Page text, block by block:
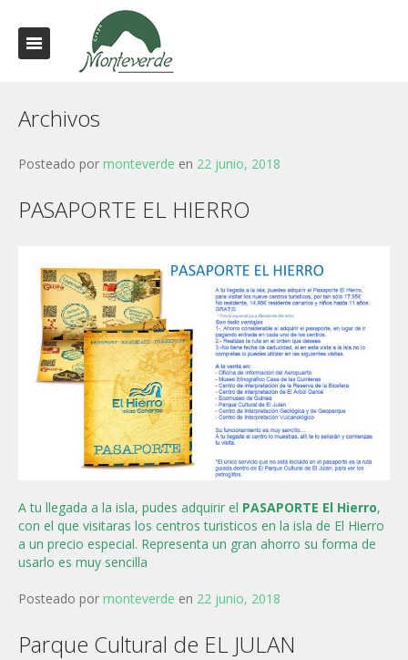
Archivos
Posteado por monteverde en 22 junio, 2018
PASAPORTE EL HIERRO
A tu llegada a la isla, pudes adquirir el PASAPORTE El Hierro,
con el que visitaras los centros turisticos en la isla de El Hierro
a un precio especial. Representa un gran ahorro su forma de
usarlo es muy sencilla
Posteado por monteverde en 22 junio, 2018
Parque Cultural de EL JULAN